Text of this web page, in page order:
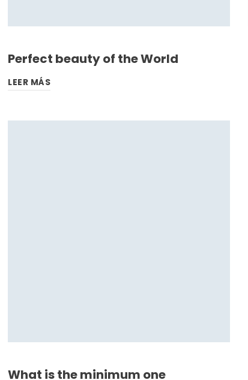
Perfect beauty of the World
LEER MÁS
What is the minimum one